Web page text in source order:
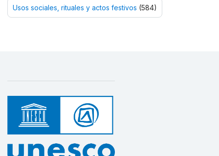
Usos sociales, rituales y actos festivos (584)